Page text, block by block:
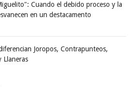
Cuando el debido proceso y la
en un destacamento
Joropos, Contrapunteos,
Llaneras